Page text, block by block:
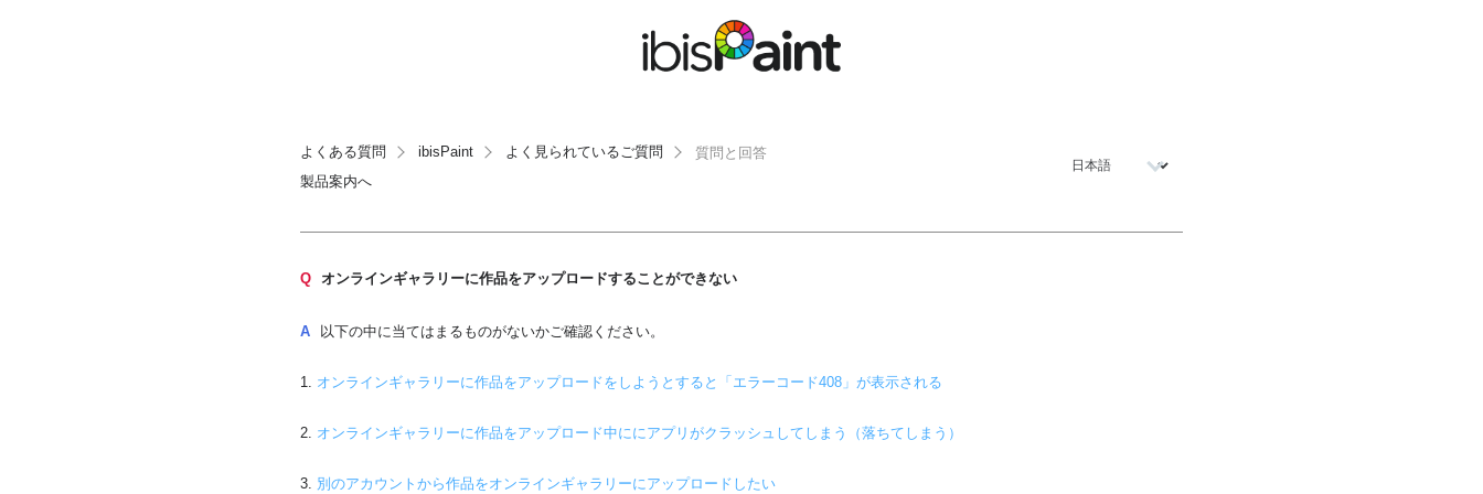
よくある質問 ibisPaint よく見られているご質問
質問と回答
製品案内へ
Q オンラインギャラリーに作品をアップロードすることができない
A 以下の中に当てはまるものがないかご確認ください。
1. オンラインギャラリーに作品をアップロードをしようとすると「エラーコード408」が表示される
2. オンラインギャラリーに作品をアップロード中ににアプリがクラッシュしてしまう（落ちてしまう）
3. 別のアカウントから作品をオンラインギャラリーにアップロードしたい